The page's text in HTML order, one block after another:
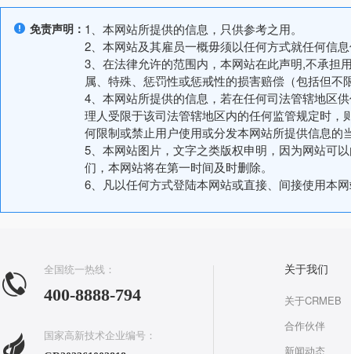
免责声明： 1、本网站所提供的信息，只供参考之用。
2、本网站及其雇员一概毋须以任何方式就任何信
3、在法律允许的范围内，本网站在此声明,不承担
属、特殊、惩罚性或惩戒性的损害赔偿（包括但
4、本网站所提供的信息，若在任何司法管辖地区
理人受限于该司法管辖地区内的任何监管规定时
何限制或禁止用户使用或分发本网站所提供信息的
5、本网站图片，文字之类版权申明，因为网站可
们，本网站将在第一时间及时删除。
6、凡以任何方式登陆本网站或直接、间接使用本
全国统一热线：
400-8888-794
国家高新技术企业编号：
关于我们
关于CRMEB
合作伙伴
新闻动态